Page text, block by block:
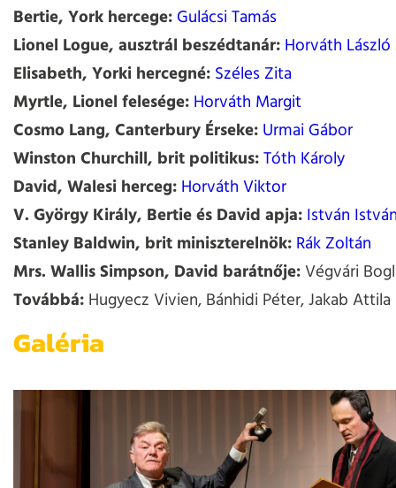
Bertie, York hercege:Gulácsi Tamás
Lionel Logue, ausztrál beszédtanár:Horváth
Elisabeth, Yorki hercegné:Széles Zita
Myrtle, Lionel felesége:Horváth Margit
Cosmo Lang, Canterbury Érseke:Urmai Gábor
Winston Churchill, brit politikus:Tóth Károly
David, Walesi herceg:Horváth Viktor
V. György Király, Bertie és David apja:István
Stanley Baldwin, brit miniszterelnök:Rák Zoltán
Mrs. Wallis Simpson, David barátnője:Végvári
Továbbá:Hugyecz Vivien, Bánhidi Péter, Jakab Attila
Galéria